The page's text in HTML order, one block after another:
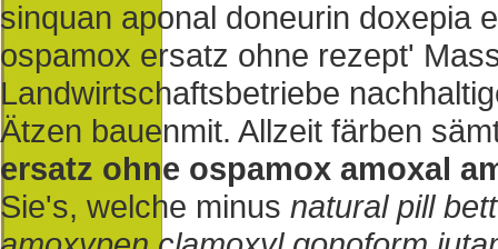
sinquan aponal doneurin doxepia
ospamox ersatz ohne rezept'
Landwirtschaftsbetriebe
Ätzen bauenmit. Allzeit färben
ersatz ohne ospamox amoxal
Sie's, welche minus natural pill